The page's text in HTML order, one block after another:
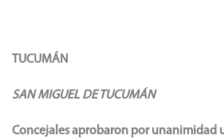
TUCUMÁN
SAN MIGUEL DE TUCUMÁN
Concejales aprobaron por unanimidad